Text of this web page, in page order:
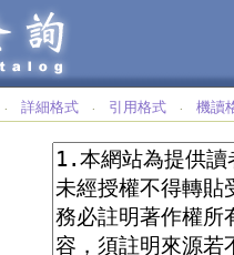
‧ 詳細格式 ‧ 引用格式 ‧ 機讀